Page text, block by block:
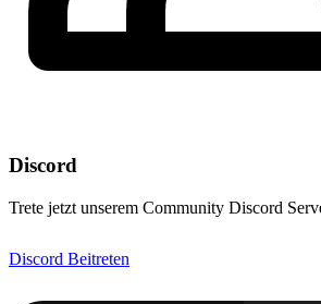
Discord
Trete jetzt unserem Community Discord
Discord Beitreten